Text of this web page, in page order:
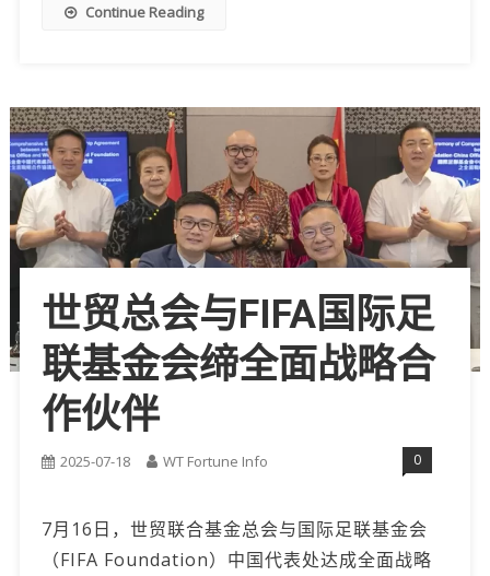
Continue Reading
世贸总会与FIFA国际足
联基金会缔全面战略合
作伙伴
2025-07-18 WT Fortune Info 0
7月16日，世贸联合基金总会与国际足联基金会
（FIFA Foundation）中国代表处达成全面战略